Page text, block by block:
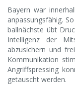
Bayern war
anpassungsfähig.
ballnächste übt
Intelligenz der
abzusichern und
Kommunikation
Angriffspressing
getauscht werden.